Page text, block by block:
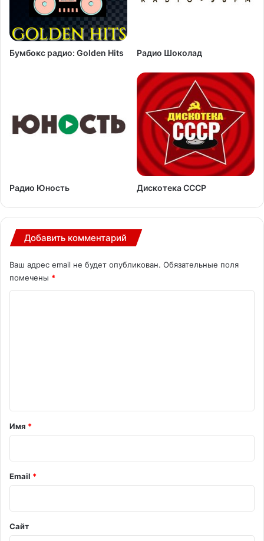
Бумбокс радио: Golden Hits Радио Шоколад
Радио Юность Дискотека СССР
Добавить комментарий
Ваш адрес email не будет опубликован. Обязательные поля
помечены *
а
и
й
Имя *
Email *
Сайт